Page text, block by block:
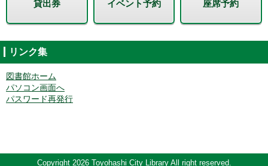
貸出券 イベント予約 座席予約
リンク集
図書館ホーム
パソコン画面へ
パスワード再発行
Copyright 2026 Toyohashi City Library All right reserved.